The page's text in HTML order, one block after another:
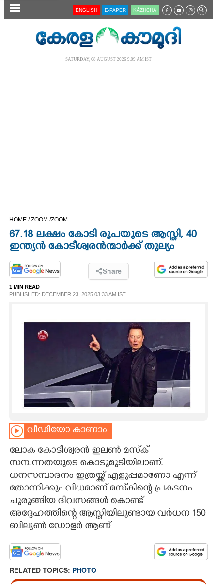
SECTIONS
OPINION
SPIRITUAL
ART
ASTRO
CARTOONS
LITERATURE
ZOOM
ENGLISH E-PAPER KĀZHCHA
SATURDAY, 08 AUGUST 2026 9.09 AM IST
HOME /ZOOM /ZOOM
67.18 ലക്ഷം കോടി രൂപയുടെ ആസ്തി, 40
ഇന്ത്യൻ കോടീശ്വരൻന്മാർക്ക് തുല്യം
Share
1 MIN READ
PUBLISHED: DECEMBER 23, 2025 03:33 AM IST
വീഡിയോ കാണാം
ലോക കോടീശ്വരൻ ഇലൺ മസ്‌ക്
സമ്പന്നതയുടെ കൊടുമുടിയിലാണ്.
ധനസമ്പാദനം ഇത്രയ്ക്ക് എളുപ്പമാണോ എന്ന്
തോന്നിക്കും വിധമാണ് മസ്‌കിന്റെ പ്രകടനം.
ചുരുങ്ങിയ ദിവസങ്ങൾ കൊണ്ട്
അദ്ദേഹത്തിന്റെ ആസ്തിയിലുണ്ടായ വർധന 150
ബില്യൺ ഡോളർ ആണ്‌
RELATED TOPICS: PHOTO